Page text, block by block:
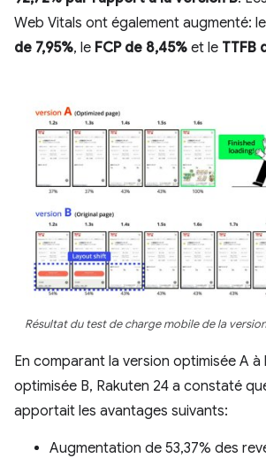
Web Vitals ont également augmenté: le
de 7,95%, le FCP de 8,45% et le TTFB
Résultat du test de charge mobile de la
En comparant la version optimisée A à
optimisée B, Rakuten 24 a constaté
apportait les avantages suivants:
Augmentation de 53,37% des